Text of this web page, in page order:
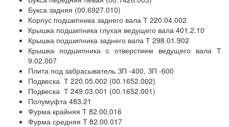
Букса задняя (00.6927.010)
Корпус подшипника заднего вала Т 220.04.002
Крышка подшипника глухая ведущего вала 401.2.10
Крышка подшипника заднего вала Т 298.01.902
Крышка подшипника с отверстием ведущего вала Т
9.02.007
Плита под забрасыватель ЗП -400, ЗП -600
Подвеска Т 220.05.002 (00.1652.002)
Подвеска Т 249.03.001 (00.1652.001)
Полумуфта 483.21
Фурма крайняя Т 82.00.016
Фурма средняя Т 82.00.017